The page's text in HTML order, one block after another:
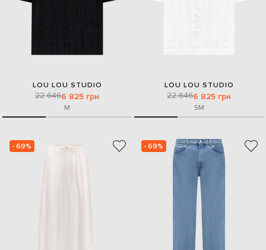
LOU LOU STUDIO
22 6466 825 грн
M
LOU LOU STUDIO
22 6466 825 грн
SM
- 69% - 69%